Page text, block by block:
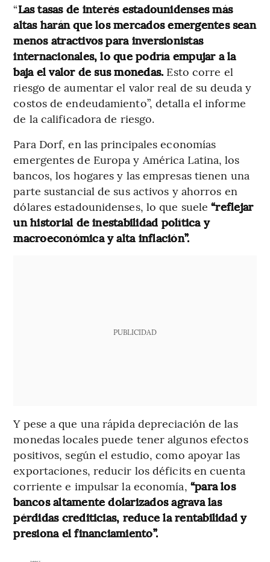
“Las tasas de interés estadounidenses más
altas harán que los mercados emergentes sean
menos atractivos para inversionistas
internacionales, lo que podría empujar a la
baja el valor de sus monedas. Esto corre el
riesgo de aumentar el valor real de su deuda y
costos de endeudamiento”, detalla el informe
de la calificadora de riesgo.
Para Dorf, en las principales economías
emergentes de Europa y América Latina, los
bancos, los hogares y las empresas tienen una
parte sustancial de sus activos y ahorros en
dólares estadounidenses, lo que suele“reflejar
un historial de inestabilidad política y
macroeconómica y alta inflación”.
PUBLICIDAD
Y pese a que una rápida depreciación de las
monedas locales puede tener algunos efectos
positivos, según el estudio, como apoyar las
exportaciones, reducir los déficits en cuenta
corriente e impulsar la economía, “para los
bancos altamente dolarizados agrava las
pérdidas crediticias, reduce la rentabilidad y
presiona el financiamiento”.